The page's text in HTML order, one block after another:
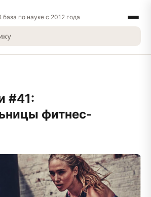
по науке с 2012 года
#41:
фитнес-